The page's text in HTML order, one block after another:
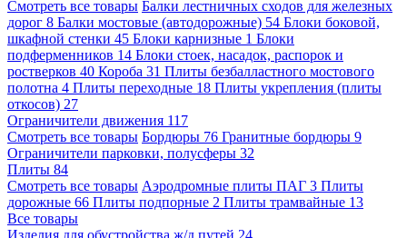
Смотреть все товары Балки лестничных сходов для железных
дорог 8 Балки мостовые (автодорожные) 54 Блоки боковой,
шкафной стенки 45 Блоки карнизные 1 Блоки
подферменников 14 Блоки стоек, насадок, распорок и
ростверков 40 Короба 31 Плиты безбалластного мостового
полотна 4 Плиты переходные 18 Плиты укрепления (плиты
откосов) 27
Ограничители движения 117
Смотреть все товары Бордюры 76 Гранитные бордюры 9
Ограничители парковки, полусферы 32
Плиты 84
Смотреть все товары Аэродромные плиты ПАГ 3 Плиты
дорожные 66 Плиты подпорные 2 Плиты трамвайные 13
Все товары